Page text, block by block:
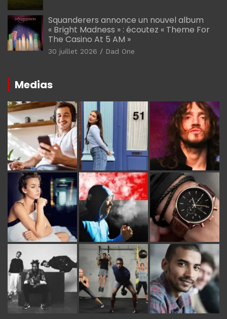
Squanderers annonce un nouvel album
« Bright Madness » : écoutez « Theme For
The Casino At 5 AM »
30 juillet 2026 Dad One
Medias